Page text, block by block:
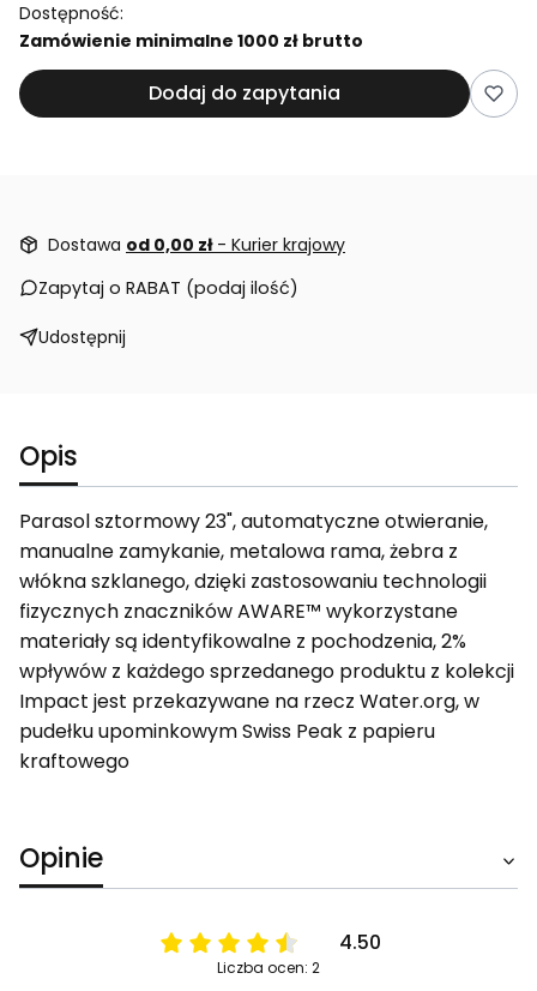
Dostępność:
Zamówienie minimalne 1000 zł brutto
Dodaj do zapytania
Dostawa od 0,00 zł - Kurier krajowy
Zapytaj o RABAT (podaj ilość)
Udostępnij
Opis
Parasol sztormowy 23", automatyczne otwieranie,
manualne zamykanie, metalowa rama, żebra z
włókna szklanego, dzięki zastosowaniu technologii
fizycznych znaczników AWARE™ wykorzystane
materiały są identyfikowalne z pochodzenia, 2%
wpływów z każdego sprzedanego produktu z kolekcji
Impact jest przekazywane na rzecz Water.org, w
pudełku upominkowym Swiss Peak z papieru
kraftowego
Opinie
4.50
Liczba ocen: 2